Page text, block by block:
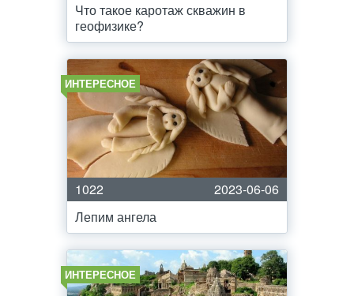
Что такое каротаж скважин в
геофизике?
ИНТЕРЕСНОЕ
1022
2023-06-06
Лепим ангела
ИНТЕРЕСНОЕ